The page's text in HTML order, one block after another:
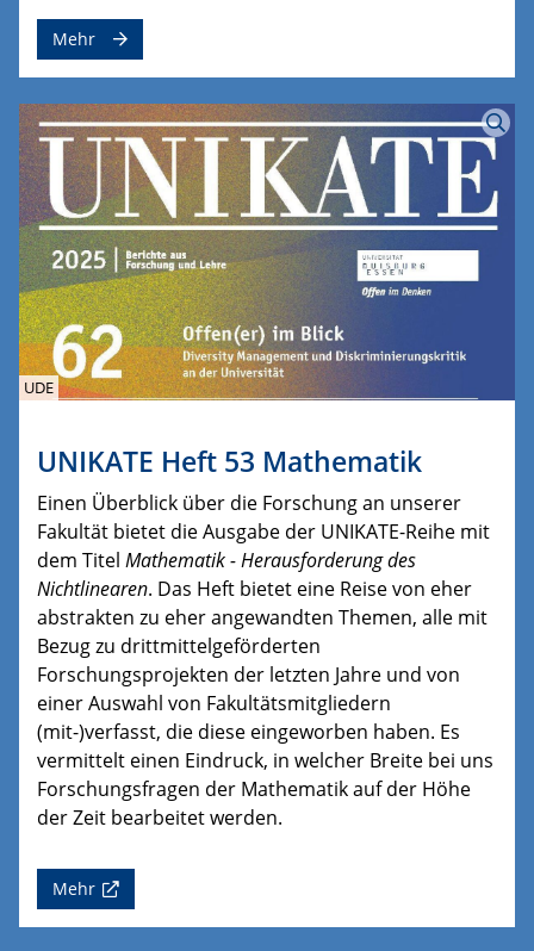
Mehr
UDE
UNIKATE Heft 53 Mathematik
Einen Überblick über die Forschung an unserer
Fakultät bietet die Ausgabe der UNIKATE-Reihe mit
dem Titel Mathematik - Herausforderung des
Nichtlinearen. Das Heft bietet eine Reise von eher
abstrakten zu eher angewandten Themen, alle mit
Bezug zu drittmittelgeförderten
Forschungsprojekten der letzten Jahre und von
einer Auswahl von Fakultätsmitgliedern
(mit-)verfasst, die diese eingeworben haben. Es
vermittelt einen Eindruck, in welcher Breite bei uns
Forschungsfragen der Mathematik auf der Höhe
der Zeit bearbeitet werden.
Mehr